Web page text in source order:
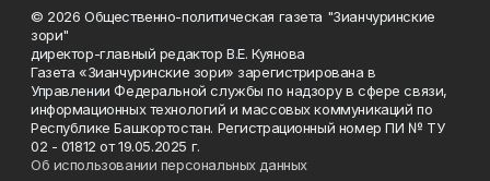
© 2026 Общественно-политическая газета "Зианчуринские
зори"
директор-главный редактор В.Е. Куянова
Газета «Зианчуринские зори» зарегистрирована в
Управлении Федеральной службы по надзору в сфере связи,
информационных технологий и массовых коммуникаций по
Республике Башкортостан. Регистрационный номер ПИ № ТУ
02 - 01812 от 19.05.2025 г.
Об использовании персональных данных